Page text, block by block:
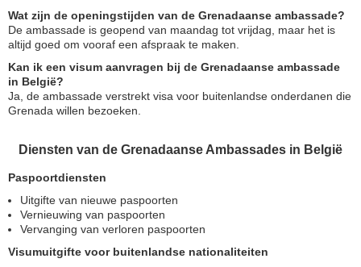
Wat zijn de openingstijden van de Grenadaanse ambassade?
De ambassade is geopend van maandag tot vrijdag, maar het is
altijd goed om vooraf een afspraak te maken.
Kan ik een visum aanvragen bij de Grenadaanse ambassade
in België?
Ja, de ambassade verstrekt visa voor buitenlandse onderdanen die
Grenada willen bezoeken.
Diensten van de Grenadaanse Ambassades in België
Paspoortdiensten
Uitgifte van nieuwe paspoorten
Vernieuwing van paspoorten
Vervanging van verloren paspoorten
Visumuitgifte voor buitenlandse nationaliteiten